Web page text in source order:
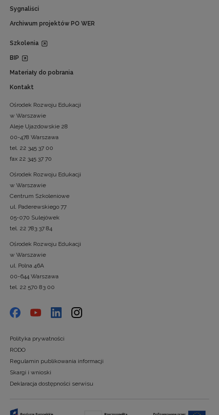
Sygnaliści
Archiwum projektów PO WER
Szkolenia
BIP
Materiały do pobrania
Kontakt
Ośrodek Rozwoju Edukacji
w Warszawie
Aleje Ujazdowskie 28
00-478 Warszawa
tel. 22 345 37 00
fax 22 345 37 70
Ośrodek Rozwoju Edukacji
w Warszawie
Centrum Szkoleniowe
ul. Paderewskiego 77
05-070 Sulejówek
tel. 22 783 37 84
Ośrodek Rozwoju Edukacji
w Warszawie
ul. Polna 46A
00-644 Warszawa
tel. 22 570 83 00
Polityka prywatności
RODO
Regulamin publikowania informacji
Skargi i wnioski
Deklaracja dostępności serwisu